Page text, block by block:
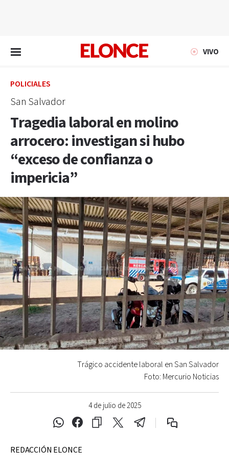
VIVO
POLICIALES
San Salvador
Tragedia laboral en molino
arrocero: investigan si hubo
“exceso de confianza o
impericia”
4 de julio de 2025
Trágico accidente laboral en San Salvador
Foto: Mercurio Noticias
REDACCIÓN ELONCE